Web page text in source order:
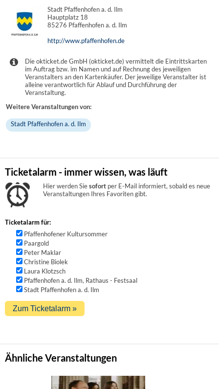
Stadt Pfaffenhofen a. d. Ilm
Hauptplatz 18
85276 Pfaffenhofen a. d. Ilm
http://www.pfaffenhofen.de
Die okticket.de GmbH (okticket.de) vermittelt die Eintrittskarten
im Auftrag bzw. im Namen und auf Rechnung des jeweiligen
Veranstalters an den Kartenkäufer. Der jeweilige Veranstalter ist
alleine verantwortlich für Ablauf und Durchführung der
Veranstaltung.
Weitere Veranstaltungen von:
Stadt Pfaffenhofen a. d. Ilm
Ticketalarm - immer wissen, was läuft
Hier werden Siesofort per E-Mail informiert, sobald es neue
Veranstaltungen Ihres Favoriten gibt.
Ticketalarm für:
Pfaffenhofener Kultursommer
Paargold
Peter Maklar
Christine Biolek
Laura Klotzsch
Pfaffenhofen a. d. Ilm, Rathaus - Festsaal
Stadt Pfaffenhofen a. d. Ilm
Ähnliche Veranstaltungen